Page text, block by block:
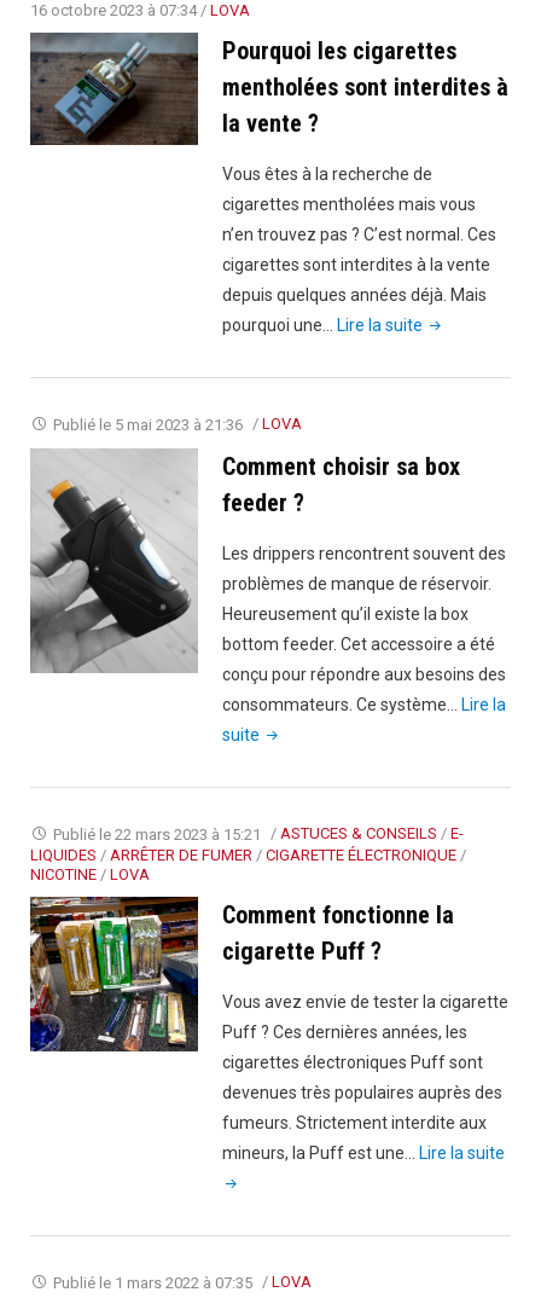
tabac
ce
16 octobre 2023 à 07:34 / LOVA
Pourquoi les cigarettes
mentholées sont interdites à
la vente ?
Vous êtes à la recherche de
cigarettes mentholées mais vous
n’en trouvez pas ? C’est normal. Ces
cigarettes sont interdites à la vente
depuis quelques années déjà. Mais
pourquoi une…
Lire la suite "Pourquoi
cigarettes
interdites
vente
?"
Publié le 5 mai 2023 à 21:36 / LOVA
Comment choisir sa box
feeder ?
Les drippers rencontrent souvent des
problèmes de manque de réservoir.
Heureusement qu’il existe la box
bottom feeder. Cet accessoire a été
conçu pour répondre aux besoins des
consommateurs. Ce système…
Lire la
suite "Comment
sa
box
feeder
Publié le 22 mars 2023 à 15:21 / ASTUCES & CONSEILS / E-
LIQUIDES / ARRÊTER DE FUMER / CIGARETTE ÉLECTRONIQUE /
NICOTINE / LOVA
Comment fonctionne la
cigarette Puff ?
Vous avez envie de tester la cigarette
Puff ? Ces dernières années, les
cigarettes électroniques Puff sont
devenues très populaires auprès des
fumeurs. Strictement interdite aux
mineurs, la Puff est une…
Lire la suite
Publié le 1 mars 2022 à 07:35 / LOVA